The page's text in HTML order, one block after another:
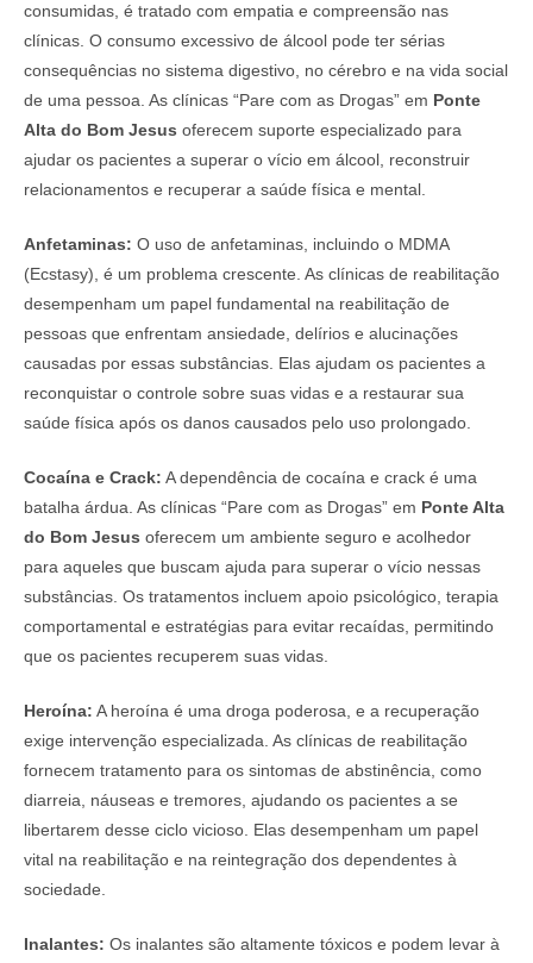
consumidas, é tratado com empatia e compreensão nas
clínicas. O consumo excessivo de álcool pode ter sérias
consequências no sistema digestivo, no cérebro e na vida social
de uma pessoa. As clínicas “Pare com as Drogas” em Ponte
Alta do Bom Jesus oferecem suporte especializado para
ajudar os pacientes a superar o vício em álcool, reconstruir
relacionamentos e recuperar a saúde física e mental.
Anfetaminas: O uso de anfetaminas, incluindo o MDMA
(Ecstasy), é um problema crescente. As clínicas de reabilitação
desempenham um papel fundamental na reabilitação de
pessoas que enfrentam ansiedade, delírios e alucinações
causadas por essas substâncias. Elas ajudam os pacientes a
reconquistar o controle sobre suas vidas e a restaurar sua
saúde física após os danos causados pelo uso prolongado.
Cocaína e Crack: A dependência de cocaína e crack é uma
batalha árdua. As clínicas “Pare com as Drogas” em Ponte Alta
do Bom Jesus oferecem um ambiente seguro e acolhedor
para aqueles que buscam ajuda para superar o vício nessas
substâncias. Os tratamentos incluem apoio psicológico, terapia
comportamental e estratégias para evitar recaídas, permitindo
que os pacientes recuperem suas vidas.
Heroína: A heroína é uma droga poderosa, e a recuperação
exige intervenção especializada. As clínicas de reabilitação
fornecem tratamento para os sintomas de abstinência, como
diarreia, náuseas e tremores, ajudando os pacientes a se
libertarem desse ciclo vicioso. Elas desempenham um papel
vital na reabilitação e na reintegração dos dependentes à
sociedade.
Inalantes: Os inalantes são altamente tóxicos e podem levar à